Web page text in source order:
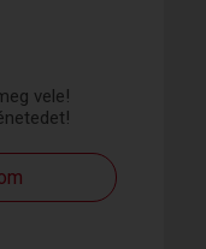
vele!